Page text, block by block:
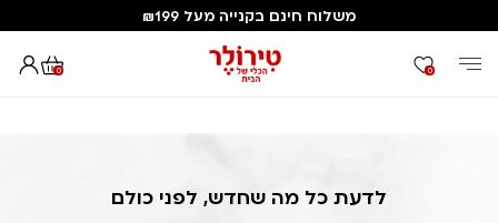
משלוח חינם בקנייה מעל ₪199
0 0
דף הבית Out of Stock Alert 2025/03/13 1741847550
לדעת כל מה שחדש, לפני כולם